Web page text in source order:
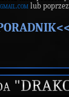
lub poprzez